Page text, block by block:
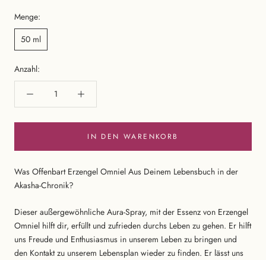
Menge:
50 ml
Anzahl:
IN DEN WARENKORB
Was Offenbart Erzengel Omniel Aus Deinem Lebensbuch in der
Akasha-Chronik?
Dieser außergewöhnliche Aura-Spray, mit der Essenz von Erzengel
Omniel hilft dir, erfüllt und zufrieden durchs Leben zu gehen. Er hilft
uns Freude und Enthusiasmus in unserem Leben zu bringen und
den Kontakt zu unserem Lebensplan wieder zu finden. Er lässt uns